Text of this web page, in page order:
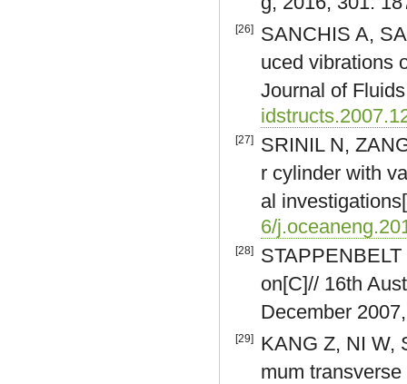
[26]
SANCHIS A,
uced vibrations
Journal of
[27]
SRINIL N,
r cylinder with
al
6/
[28]
on[C]// 16th
December
[29]
KANG Z, NI W,
mum